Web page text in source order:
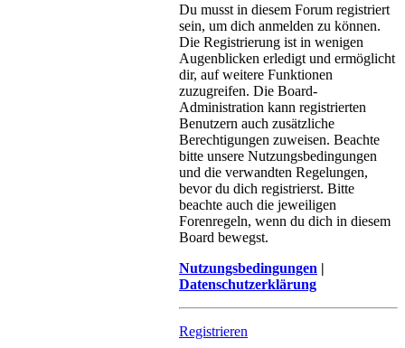
Du musst in diesem Forum registriert
sein, um dich anmelden zu können.
Die Registrierung ist in wenigen
Augenblicken erledigt und ermöglicht
dir, auf weitere Funktionen
zuzugreifen. Die Board-
Administration kann registrierten
Benutzern auch zusätzliche
Berechtigungen zuweisen. Beachte
bitte unsere Nutzungsbedingungen
und die verwandten Regelungen,
bevor du dich registrierst. Bitte
beachte auch die jeweiligen
Forenregeln, wenn du dich in diesem
Board bewegst.
Nutzungsbedingungen |
Datenschutzerklärung
Registrieren